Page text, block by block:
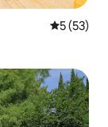
5 (53)